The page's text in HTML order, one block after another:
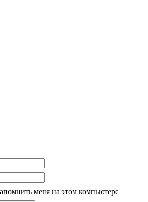
меня на этом компьютере